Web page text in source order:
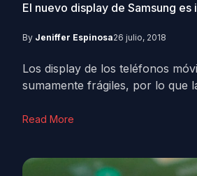
El nuevo display de Samsung
By Jeniffer Espinosa26 julio, 2018
Los display de los teléfonos
sumamente frágiles, por lo que
Read More